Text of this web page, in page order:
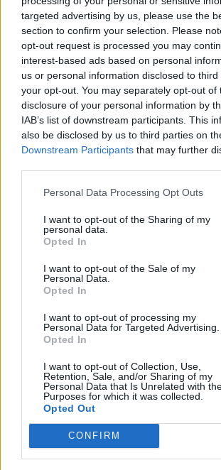
targeted advertising by us, please use the
section to confirm your selection. Please
opt-out request is processed you may
interest-based ads based on personal
us or personal information disclosed to
your opt-out. You may separately opt-out of
disclosure of your personal information by
IAB’s list of downstream participants. This
also be disclosed by us to third parties on
Downstream Participants that may further
Personal Data Processing Opt Outs
I want to opt-out of the Sharing of my
personal data.
Opted In
I want to opt-out of the Sale of my
Personal Data.
Opted In
I want to opt-out of processing my
Personal Data for Targeted Advertising.
Opted In
I want to opt-out of Collection, Use,
Retention, Sale, and/or Sharing of my
Personal Data that Is Unrelated with
Purposes for which it was collected.
Opted Out
CONFIRM
In evidenza